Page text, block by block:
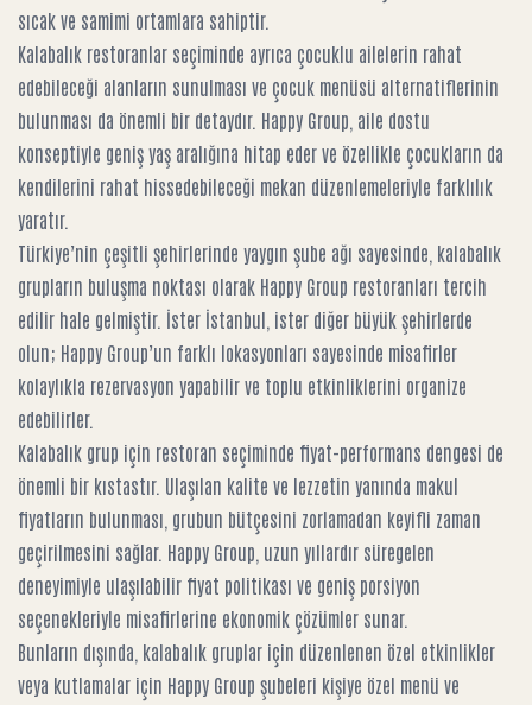
sıcak ve samimi ortamlara sahiptir.
Kalabalık restoranlar seçiminde ayrıca çocuklu ailelerin rahat
edebileceği alanların sunulması ve çocuk menüsü alternatiflerinin
bulunması da önemli bir detaydır. Happy Group, aile dostu
konseptiyle geniş yaş aralığına hitap eder ve özellikle çocukların da
kendilerini rahat hissedebileceği mekan düzenlemeleriyle farklılık
yaratır.
Türkiye’nin çeşitli şehirlerinde yaygın şube ağı sayesinde, kalabalık
grupların buluşma noktası olarak Happy Group restoranları tercih
edilir hale gelmiştir. İster İstanbul, ister diğer büyük şehirlerde
olun; Happy Group’un farklı lokasyonları sayesinde misafirler
kolaylıkla rezervasyon yapabilir ve toplu etkinliklerini organize
edebilirler.
Kalabalık grup için restoran seçiminde fiyat-performans dengesi de
önemli bir kıstastır. Ulaşılan kalite ve lezzetin yanında makul
fiyatların bulunması, grubun bütçesini zorlamadan keyifli zaman
geçirilmesini sağlar. Happy Group, uzun yıllardır süregelen
deneyimiyle ulaşılabilir fiyat politikası ve geniş porsiyon
seçenekleriyle misafirlerine ekonomik çözümler sunar.
Bunların dışında, kalabalık gruplar için düzenlenen özel etkinlikler
veya kutlamalar için Happy Group şubeleri kişiye özel menü ve